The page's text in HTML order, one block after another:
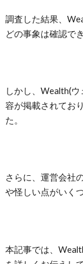
調査した結果、
どの事象は確認で
しかし、 Wealth(ウ
容が掲載されてお
た。
さらに、運営会社
や怪しい点がいく
本記事では、